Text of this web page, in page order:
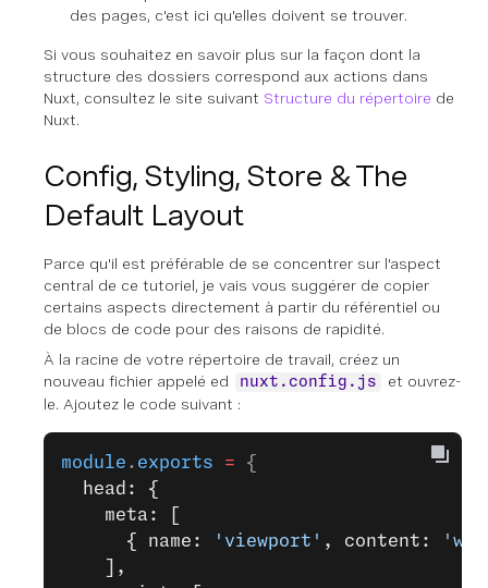
des pages, c'est ici qu'elles doivent se trouver.
Si vous souhaitez en savoir plus sur la façon dont la
structure des dossiers correspond aux actions dans
Nuxt, consultez le site suivant Structure du répertoire de
Nuxt.
Config, Styling, Store & The
Default Layout
Parce qu'il est préférable de se concentrer sur l'aspect
central de ce tutoriel, je vais vous suggérer de copier
certains aspects directement à partir du référentiel ou
de blocs de code pour des raisons de rapidité.
À la racine de votre répertoire de travail, créez un
nouveau fichier appelé ed
nuxt.config.js
et ouvrez-
le. Ajoutez le code suivant :
module . exports = {
  head: {
    meta: [
      { name:
'viewport' , content:
    ],